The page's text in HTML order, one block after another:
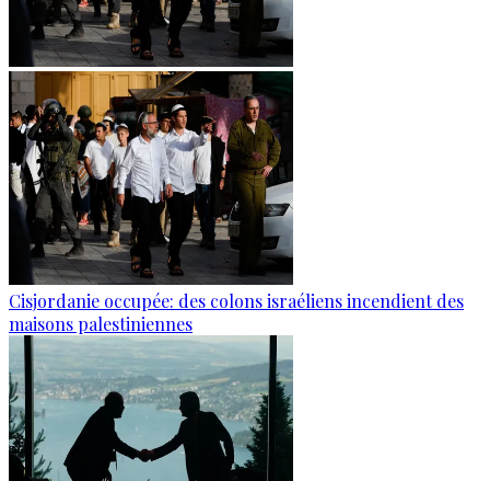
Cisjordanie occupée: des colons israéliens incendient des
maisons palestiniennes